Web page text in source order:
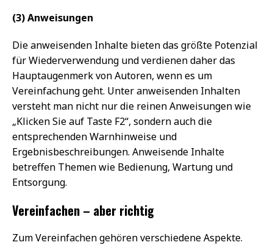
(3) Anweisungen
Die anweisenden Inhalte bieten das größte Potenzial
für Wiederverwendung und verdienen daher das
Hauptaugenmerk von Autoren, wenn es um
Vereinfachung geht. Unter anweisenden Inhalten
versteht man nicht nur die reinen Anweisungen wie
„Klicken Sie auf Taste F2“, sondern auch die
entsprechenden Warnhinweise und
Ergebnisbeschreibungen. Anweisende Inhalte
betreffen Themen wie Bedienung, Wartung und
Entsorgung.
Vereinfachen – aber richtig
Zum Vereinfachen gehören verschiedene Aspekte.